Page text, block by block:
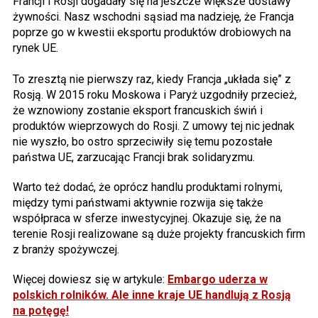
żywności. Nasz wschodni sąsiad ma nadzieję, że Francja
poprze go w kwestii eksportu produktów drobiowych na
rynek UE.
To zresztą nie pierwszy raz, kiedy Francja „układa się” z
Rosją. W 2015 roku Moskowa i Paryż uzgodniły przecież,
że wznowiony zostanie eksport francuskich świń i
produktów wieprzowych do Rosji. Z umowy tej nic jednak
nie wyszło, bo ostro sprzeciwiły się temu pozostałe
państwa UE, zarzucając Francji brak solidaryzmu.
Warto też dodać, że oprócz handlu produktami rolnymi,
między tymi państwami aktywnie rozwija się także
współpraca w sferze inwestycyjnej. Okazuje się, że na
terenie Rosji realizowane są duże projekty francuskich firm
z branży spożywczej.
Więcej dowiesz się w artykule: Embargo uderza w
polskich rolników. Ale inne kraje UE handlują z Rosją
na potęgę!